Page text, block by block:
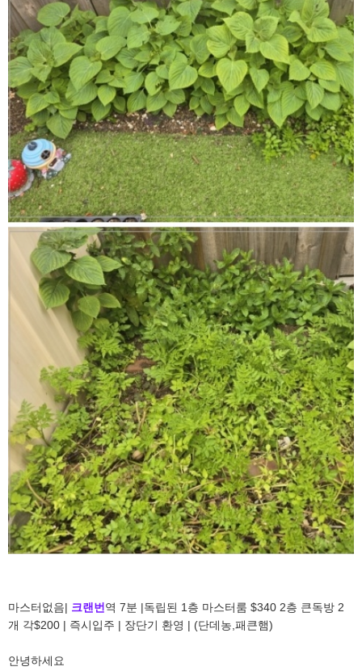
마스터없음| 크랜번 역 7분 |독립된 1층 마스터룸 $340 2층 큰독방 2
개 각$200 | 즉시입주 | 장단기 환영 | (단데농,패큰햄)
안녕하세요